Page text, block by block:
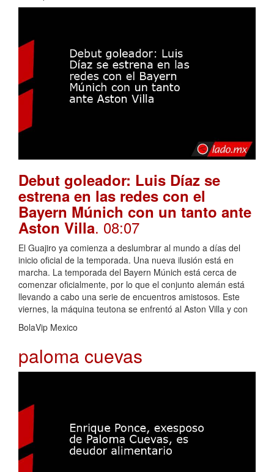
Debut goleador: Luis Díaz se
estrena en las redes con el
Bayern Múnich con un tanto ante
Aston Villa. 08:07
El Guajiro ya comienza a deslumbrar al mundo a días del
inicio oficial de la temporada. Una nueva ilusión está en
marcha. La temporada del Bayern Múnich está cerca de
comenzar oficialmente, por lo que el conjunto alemán está
llevando a cabo una serie de encuentros amistosos. Este
viernes, la máquina teutona se enfrentó al Aston Villa y con
BolaVip Mexico
paloma cuevas